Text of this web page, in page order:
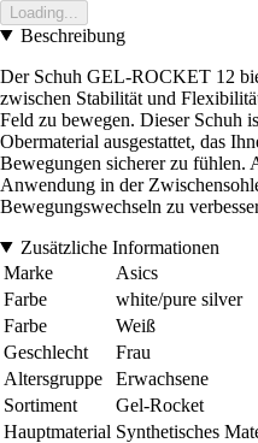
Loading...
Beschreibung
Der Schuh GEL-ROCKET 12
zwischen Stabilität und
Feld zu bewegen. Dieser Schuh
Obermaterial ausgestattet, das
Bewegungen sicherer zu
Anwendung in der
Bewegungswechseln zu
Zusätzliche Informationen
Marke
Asics
Farbe
white/pure silver
Farbe
Weiß
Geschlecht
Frau
Altersgruppe
Erwachsene
Sortiment
Gel-Rocket
Hauptmaterial Synthetisches